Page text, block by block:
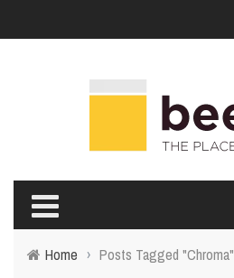
Home › Posts Tagged "Chroma"